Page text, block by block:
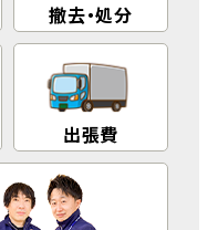
撤去・処分
出張費